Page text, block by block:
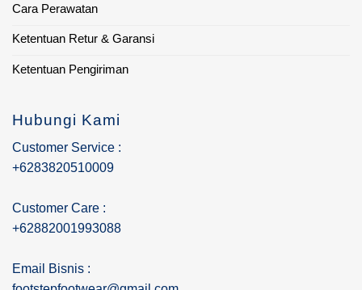
Cara Perawatan
Ketentuan Retur & Garansi
Ketentuan Pengiriman
Hubungi Kami
Customer Service :
+6283820510009
Customer Care :
+62882001993088
Email Bisnis :